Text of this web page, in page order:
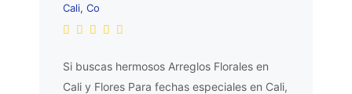
Cali, Co
Si buscas hermosos Arreglos Florales en
Cali y Flores Para fechas especiales en Cali,